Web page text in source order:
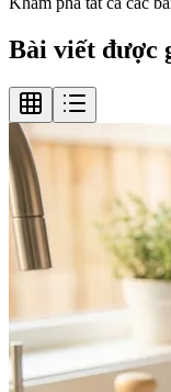
Bài viết được